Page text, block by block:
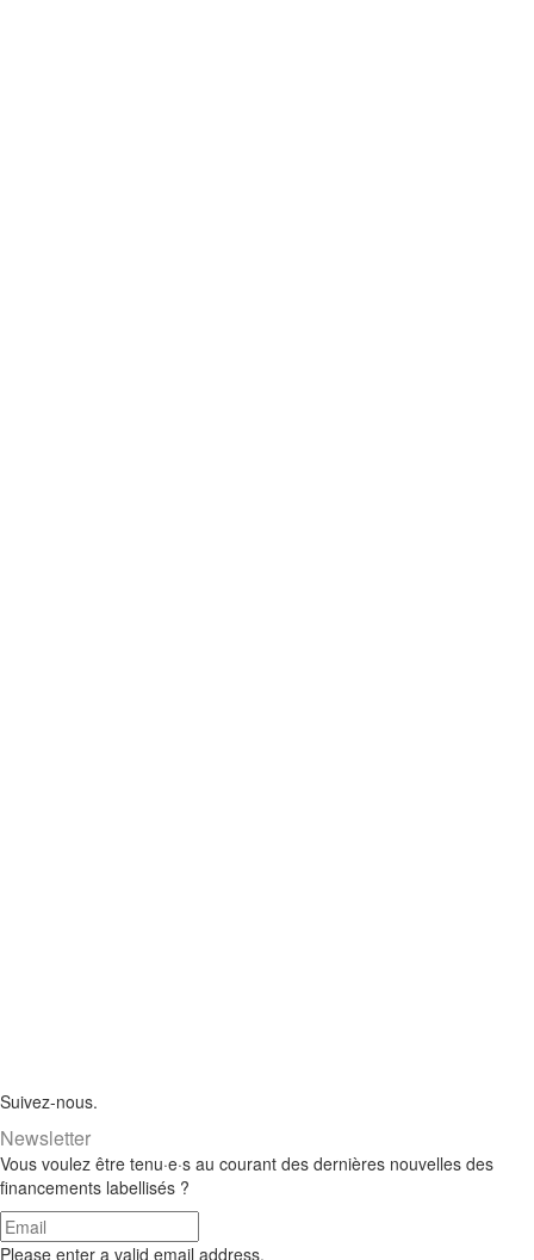
Suivez-nous.
Newsletter
Vous voulez être tenu·e·s au courant des dernières nouvelles des
financements labellisés ?
Please enter a valid email address.